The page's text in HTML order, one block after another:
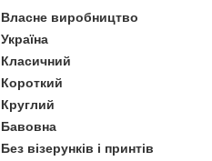
Власне виробництво
Україна
Класичний
Короткий
Круглий
Бавовна
Без візерунків і принтів